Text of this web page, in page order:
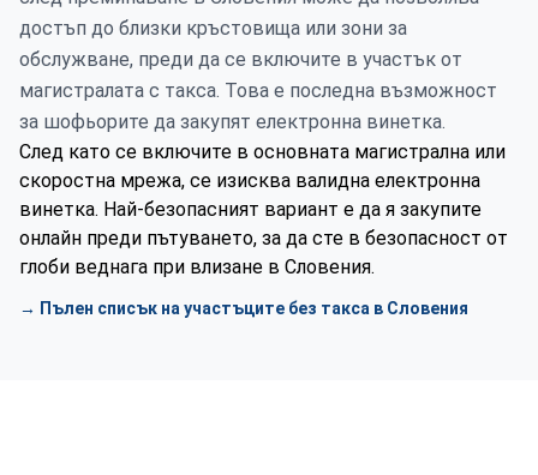
достъп до близки кръстовища или зони за
обслужване, преди да се включите в участък от
магистралата с такса. Това е последна възможност
за шофьорите да закупят електронна винетка.
След като се включите в основната магистрална или
скоростна мрежа, се изисква валидна електронна
винетка. Най-безопасният вариант е да я закупите
онлайн преди пътуването, за да сте в безопасност от
глоби веднага при влизане в Словения.
→ Пълен списък на участъците без такса в Словения